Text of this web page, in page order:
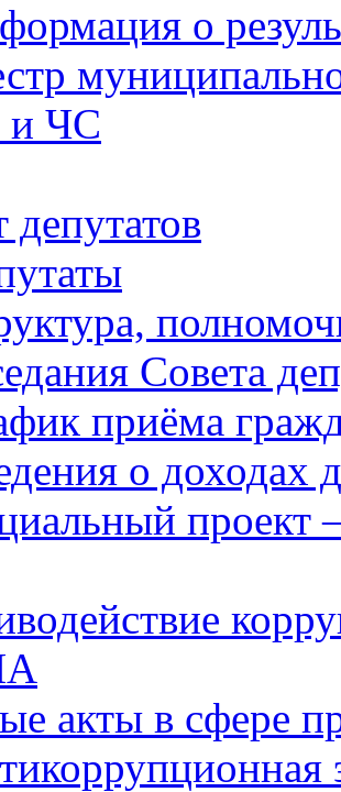
о
ЧС
депутатов
Совета
приёма
о доходах
проект
акты в сфере